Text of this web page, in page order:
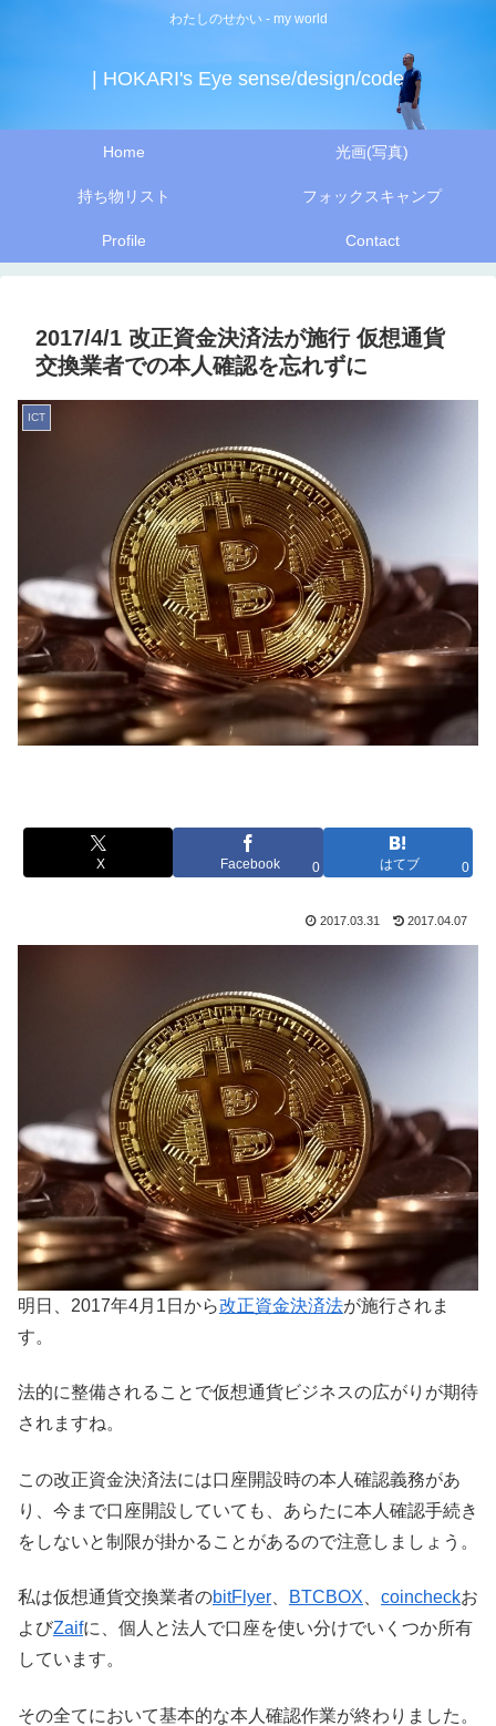
わたしのせかい - my world
| HOKARI's Eye sense/design/code
Home 光画(写真)
持ち物リスト フォックスキャンプ
Profile Contact
2017/4/1 改正資金決済法が施行 仮想通貨
交換業者での本人確認を忘れずに
ICT
X Facebook 0 はてブ 0
2017.03.31 2017.04.07
明日、2017年4月1日から改正資金決済法が施行されま
す。
法的に整備されることで仮想通貨ビジネスの広がりが期待
されますね。
この改正資金決済法には口座開設時の本人確認義務があ
り、今まで口座開設していても、あらたに本人確認手続き
をしないと制限が掛かることがあるので注意しましょう。
私は仮想通貨交換業者のbitFlyer BTCBOX coincheckお
よびZaifに、個人と法人で口座を使い分けでいくつか所有
しています。
その全てにおいて基本的な本人確認作業が終わりました。